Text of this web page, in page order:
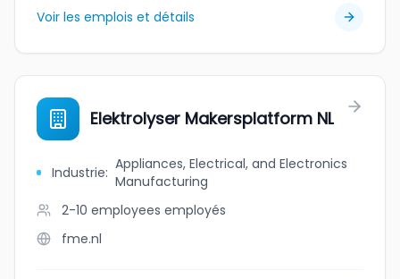
Voir les emplois et détails
Elektrolyser Makersplatform NL
Industrie: Appliances, Electrical, and Electronics
Manufacturing
2-10 employees employés
fme.nl